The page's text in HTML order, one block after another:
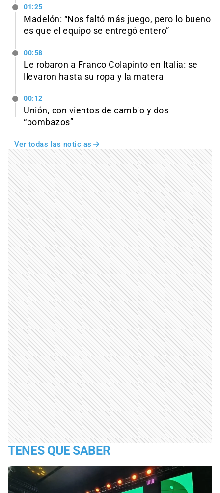
01:25
Madelón: “Nos faltó más juego, pero lo bueno
es que el equipo se entregó entero”
00:58
Le robaron a Franco Colapinto en Italia: se
llevaron hasta su ropa y la matera
00:12
Unión, con vientos de cambio y dos
“bombazos”
Ver todas las noticias
TENES QUE SABER